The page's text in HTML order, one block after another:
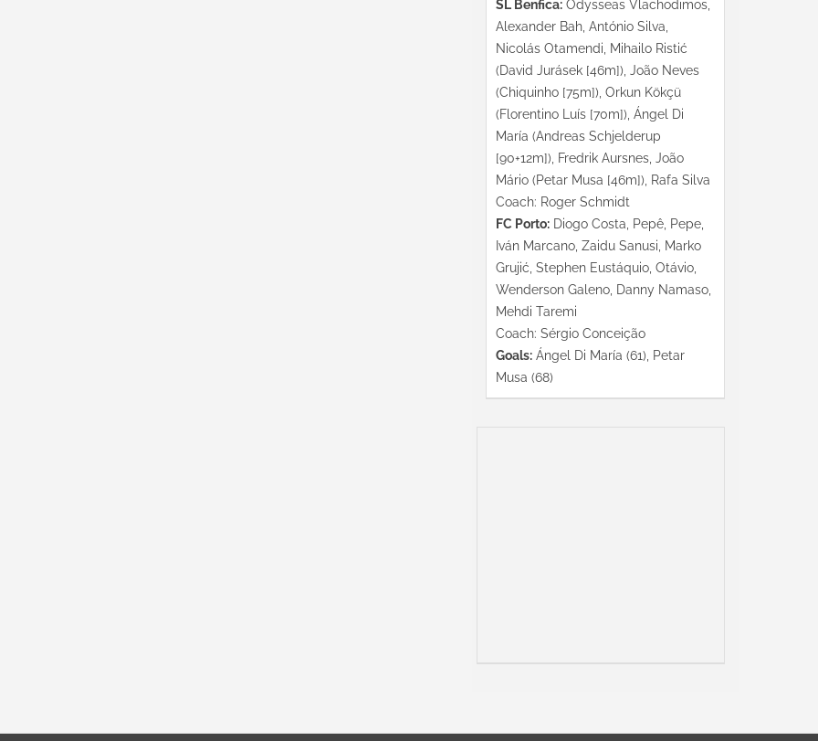
SL Benfica:Odysseas Vlachodimos,
Alexander Bah, António Silva,
Nicolás Otamendi, Mihailo Ristić
(David Jurásek [46m]), João Neves
(Chiquinho [75m]), Orkun Kökçü
(Florentino Luís [70m]), Ángel Di
María (Andreas Schjelderup
[90+12m]), Fredrik Aursnes, João
Mário (Petar Musa [46m]), Rafa Silva
Coach: Roger Schmidt
FC Porto:Diogo Costa, Pepê, Pepe,
Iván Marcano, Zaidu Sanusi, Marko
Grujić, Stephen Eustáquio, Otávio,
Wenderson Galeno, Danny Namaso,
Mehdi Taremi
Coach: Sérgio Conceição
Goals:Ángel Di María (61), Petar
Musa (68)